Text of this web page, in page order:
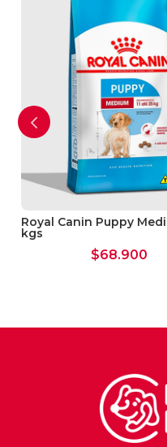
regurgitación o
digestivo ocasional.
HAIRBALL CARE
precisa y
forma natural la
El complejo
CARE contiene
fibras alimentarias,
rico en mucílagos
ayudan a
Favorece la
heces del pelo
acumule en el
días de uso
para gatos adultos
complejo exclusivo
Complex.
Formulado con un
Royal Canin Puppy
kgs
$68.900